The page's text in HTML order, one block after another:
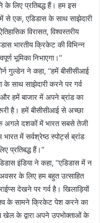
लिए प्रतिबद्ध हैं। हम इस
से एक, एडिडास के साथ साझेदारी
विरासत, विश्वस्तरीय
भारतीय क्रिकेट की विभिन्न
भूमिका निभाएगा।’’
गुल्डेन ने कहा, ‘‘हमें बीसीसीआई
के साथ साझेदारी करने पर गर्व
हमें बाजार में अपने ब्रांड का
है। हमें बीसीसीआई से अच्छा
अगले दशकों में भारत सबसे तेजी
में सर्वश्रेष्ठ स्पोर्ट्स ब्रांड
हैं।’’
इंडिया ने कहा, ‘‘एडिडास में न
के लिए हम बहुत उत्साहित
देखने पर गर्व है। खिलाड़ियों
के सामने क्रिकेट पेश करने का
खेल के द्वारा अपने उपभोक्ताओं के